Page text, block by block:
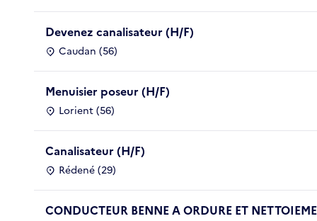
Devenez canalisateur (H/F)
Caudan (56)
Menuisier poseur (H/F)
Lorient (56)
Canalisateur (H/F)
Rédené (29)
CONDUCTEUR BENNE A ORDURE ET